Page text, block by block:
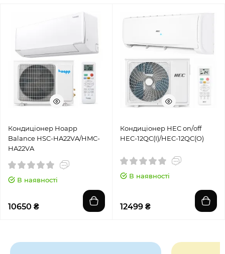
Кондиціонер Hoapp
Balance HSC-HA22VA/HMC-
HA22VA
В наявності
10650 ₴
Кондиціонер HEC оn/оff
HEC-12QC(I)/HEC-12QC(O)
В наявності
12499 ₴